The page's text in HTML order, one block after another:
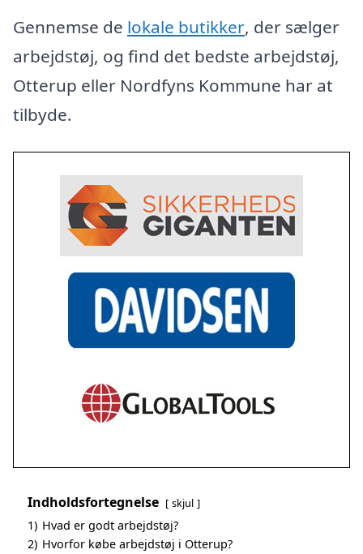
Gennemse de lokale butikker, der sælger
arbejdstøj, og find det bedste arbejdstøj,
Otterup eller Nordfyns Kommune har at
tilbyde.
Indholdsfortegnelse skjul
1) Hvad er godt arbejdstøj?
2) Hvorfor købe arbejdstøj i Otterup?